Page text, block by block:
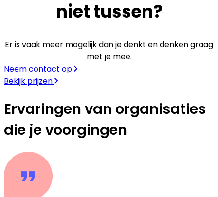
niet tussen?
Er is vaak meer mogelijk dan je denkt en denken graag
met je mee.
Neem contact op
Bekijk prijzen
Ervaringen van organisaties
die je voorgingen